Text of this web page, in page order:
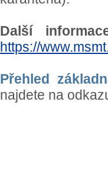
Další
https://
Přehled
najdete na